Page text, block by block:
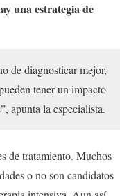
una estrategia de
de diagnosticar mejor,
tener un impacto
apunta la especialista.
de tratamiento. Muchos
o no son candidatos